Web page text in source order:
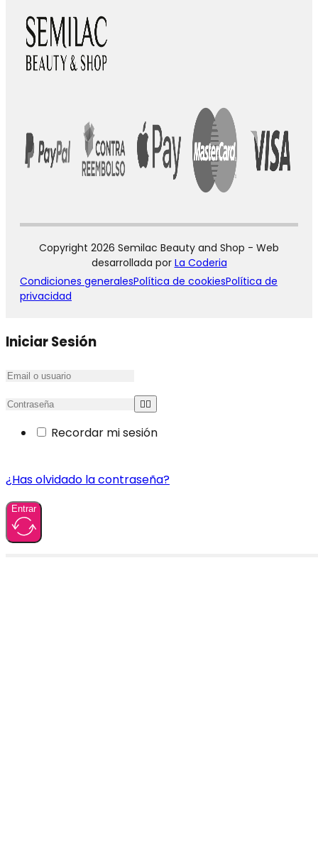
Copyright 2026 Semilac Beauty and Shop - Web
desarrollada por La Coderia
Condiciones generalesPolítica de cookiesPolítica de
privacidad
Iniciar Sesión
Recordar mi sesión
¿Has olvidado la contraseña?
Entrar